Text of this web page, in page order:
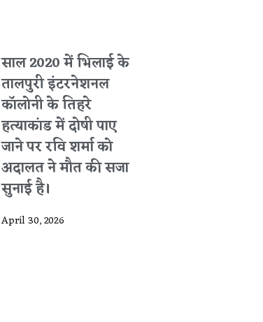
साल 2020 में भिलाई के
तालपुरी इंटरनेशनल
कॉलोनी के तिहरे
हत्याकांड में दोषी पाए
जाने पर रवि शर्मा को
अदालत ने मौत की सजा
सुनाई है।
April 30, 2026